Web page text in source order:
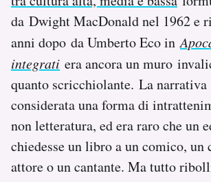
da Dwight MacDonald nel 1962 e
anni dopo da Umberto Eco in
integrati era ancora un muro
quanto scricchiolante. La narrativa
considerata una forma di
non letteratura, ed era raro che un
chiedesse un libro a un comico, un
attore o un cantante. Ma tutto